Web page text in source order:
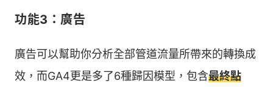
功能3：廣告
廣告可以幫助你分析全部管道流量所帶來的轉換成
效，而GA4更是多了6種歸因模型，包含最終點